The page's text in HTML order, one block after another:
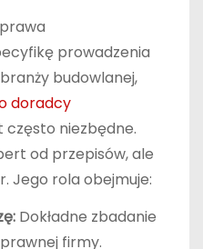
prowadzenia
budowlanej,
doradcy
często niezbędne.
od przepisów, ale
Jego rola obejmuje:
Dokładne zbadanie
firmy.